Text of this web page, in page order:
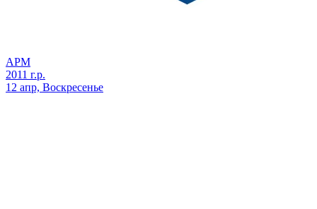
АРМ
2011 г.р.
12 апр, Воскресенье